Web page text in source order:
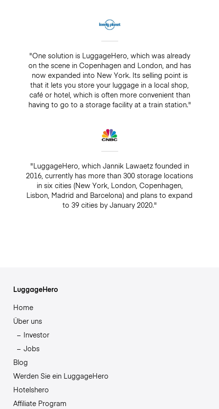
"One solution is LuggageHero, which was already
on the scene in Copenhagen and London, and has
now expanded into New York. Its selling point is
that it lets you store your luggage in a local shop,
café or hotel, which is often more convenient than
having to go to a storage facility at a train station."
"LuggageHero, which Jannik Lawaetz founded in
2016, currently has more than 300 storage locations
in six cities (New York, London, Copenhagen,
Lisbon, Madrid and Barcelona) and plans to expand
to 39 cities by January 2020."
LuggageHero
Home
Über uns
Investor
Jobs
Blog
Werden Sie ein LuggageHero
Hotelshero
Affiliate Program